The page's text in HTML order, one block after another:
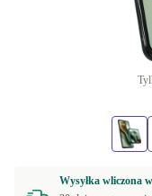
Wysyłka wliczona